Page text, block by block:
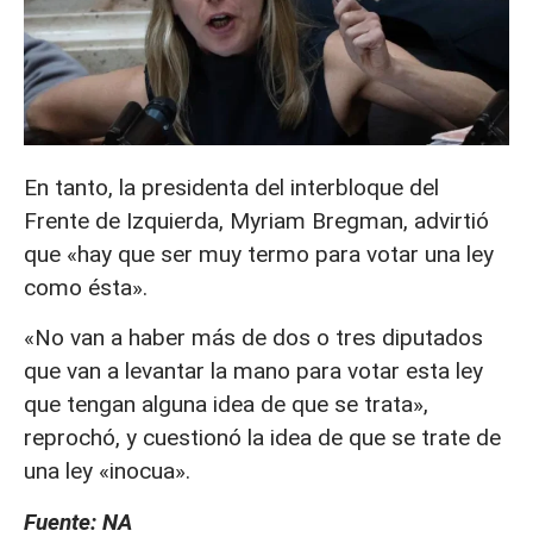
En tanto, la presidenta del interbloque del
Frente de Izquierda, Myriam Bregman, advirtió
que «hay que ser muy termo para votar una ley
como ésta».
«No van a haber más de dos o tres diputados
que van a levantar la mano para votar esta ley
que tengan alguna idea de que se trata»,
reprochó, y cuestionó la idea de que se trate de
una ley «inocua».
Fuente: NA